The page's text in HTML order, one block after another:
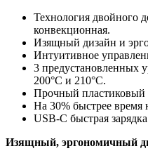
Технология двойного
конвекционная.
Изящный дизайн и
Интуитивное
3 предустановленных
200°C и 210°C.
Прочный пластиковый
На 30% быстрее время
USB-C быстрая зарядка
Изящный, эргономичный